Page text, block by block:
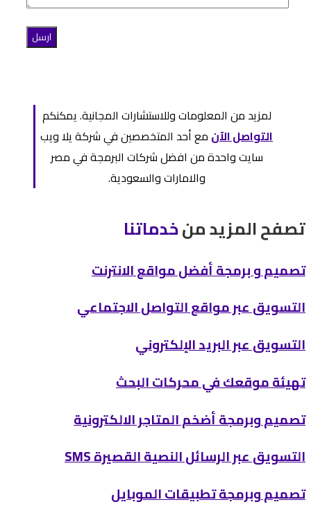
لمزيد من المعلومات وللاستشارات المجانية. يمكنكم
التواصل الآن مع أحد المتخصصين في شركة يلا ويب
سايت واحدة من افضل شركات البرمجة في مصر
والامارات والسعودية.
تصفح المزيد منخدماتنا
تصميم و برمجة أفضل مواقع الانترنت
التسويق عبر مواقع التواصل الاجتماعي
التسويق عبر البريد الإلكتروني
تهيئة موقعك في محركات البحث
تصميم وبرمجة أضخم المتاجر الالكترونية
التسويق عبر الرسائل النصية القصيرة SMS
تصميم وبرمجة تطبيقات الموبايل